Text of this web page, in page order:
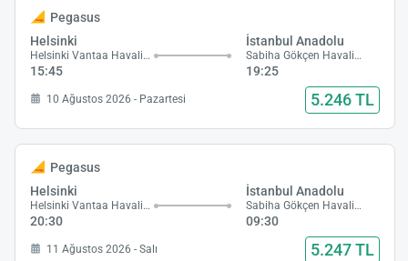
Pegasus
Helsinki
Helsinki Vantaa Havalimanı
15:45
İstanbul Anadolu
Sabiha Gökçen Havalimanı
19:25
10 Ağustos 2026 - Pazartesi 5.246 TL
Pegasus
Helsinki
Helsinki Vantaa Havalimanı
20:30
İstanbul Anadolu
Sabiha Gökçen Havalimanı
09:30
11 Ağustos 2026 - Salı 5.247 TL